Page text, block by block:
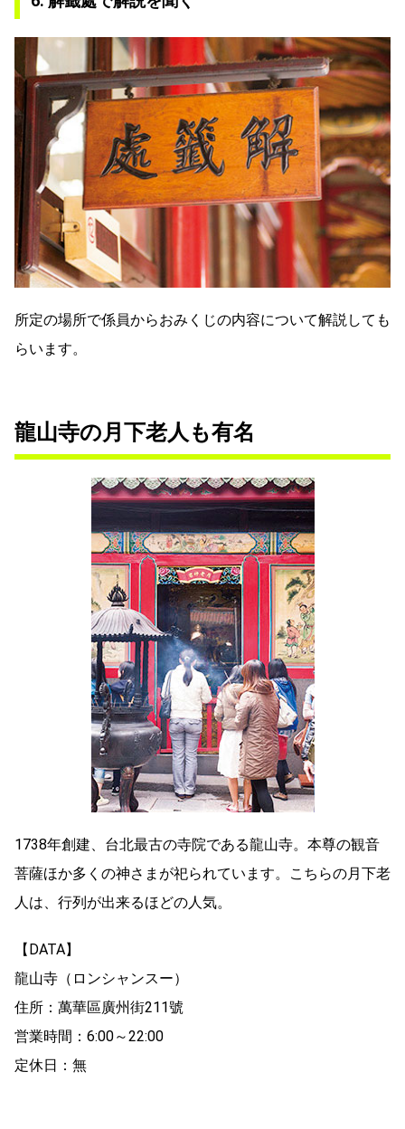
所定の場所で係員からおみくじの内容について解説しても
らいます。
龍山寺の月下老人も有名
1738年創建、台北最古の寺院である龍山寺。本尊の観音
菩薩ほか多くの神さまが祀られています。こちらの月下老
人は、行列が出来るほどの人気。
【DATA】
龍山寺（ロンシャンスー）
住所：萬華區廣州街211號
営業時間：6:00～22:00
定休日：無